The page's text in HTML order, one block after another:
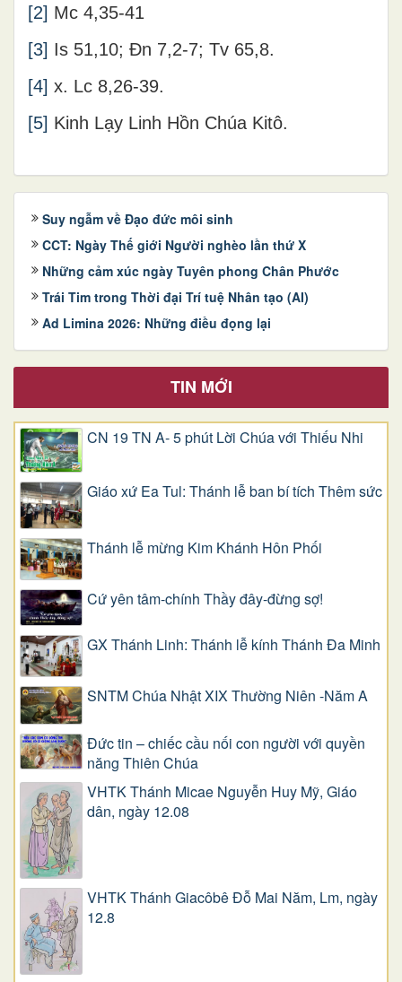
[2] Mc 4,35-41
[3] Is 51,10; Đn 7,2-7; Tv 65,8.
[4] x. Lc 8,26-39.
[5] Kinh Lạy Linh Hồn Chúa Kitô.
Suy ngẫm về Đạo đức môi sinh
CCT: Ngày Thế giới Người nghèo lần thứ X
Những cảm xúc ngày Tuyên phong Chân Phước
Trái Tim trong Thời đại Trí tuệ Nhân tạo (AI)
Ad Limina 2026: Những điều đọng lại
TIN MỚI
CN 19 TN A- 5 phút Lời Chúa với Thiếu Nhi
Giáo xứ Ea Tul: Thánh lễ ban bí tích Thêm sức
Thánh lễ mừng Kim Khánh Hôn Phối
Cứ yên tâm-chính Thầy đây-đừng sợ!
GX Thánh Linh: Thánh lễ kính Thánh Đa Minh
SNTM Chúa Nhật XIX Thường Niên -Năm A
Đức tin – chiếc cầu nối con người với quyền
năng Thiên Chúa
VHTK Thánh Micae Nguyễn Huy Mỹ, Giáo
dân, ngày 12.08
VHTK Thánh Giacôbê Ðỗ Mai Năm, Lm, ngày
12.8